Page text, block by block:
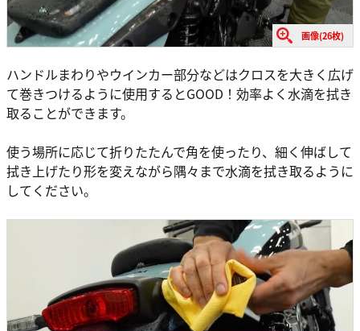
画像(26枚)
ハンドルまわりやウインカー部分などはクロスを大きく広げ
て巻きつけるように使用するとGOOD！効率よく水滴を拭き
取ることができます。
使う場所に応じて折りたたんで角を使ったり、細く伸ばして
拭き上げたり形を変えながら隅々まで水滴を拭き取るように
してください。